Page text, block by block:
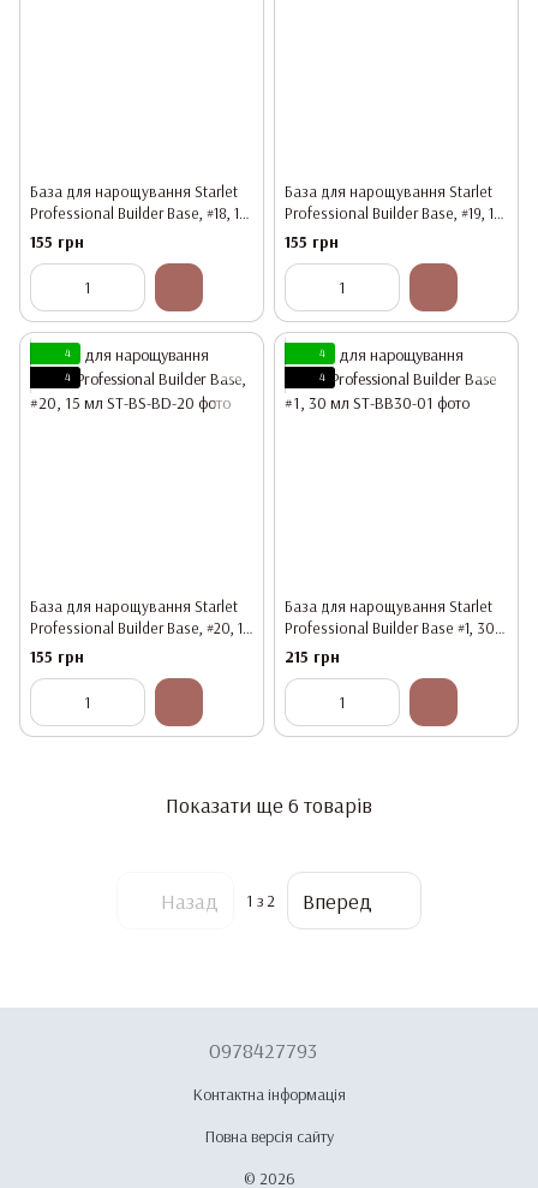
База для нарощування Starlet
Professional Builder Base, #18, 15
мл
155 грн
База для нарощування Starlet
Professional Builder Base, #19, 15
мл
155 грн
4
4
База для нарощування Starlet
Professional Builder Base, #20, 15
мл
155 грн
4
4
База для нарощування Starlet
Professional Builder Base #1, 30
мл
215 грн
Показати ще 6 товарів
Назад 1 з 2 Вперед
0978427793
Контактна інформація
Повна версія сайту
© 2026